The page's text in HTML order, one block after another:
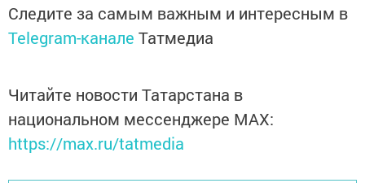
Следите за самым важным и интересным в
Telegram-канале Татмедиа
Читайте новости Татарстана в
национальном мессенджере MАХ:
https://max.ru/tatmedia